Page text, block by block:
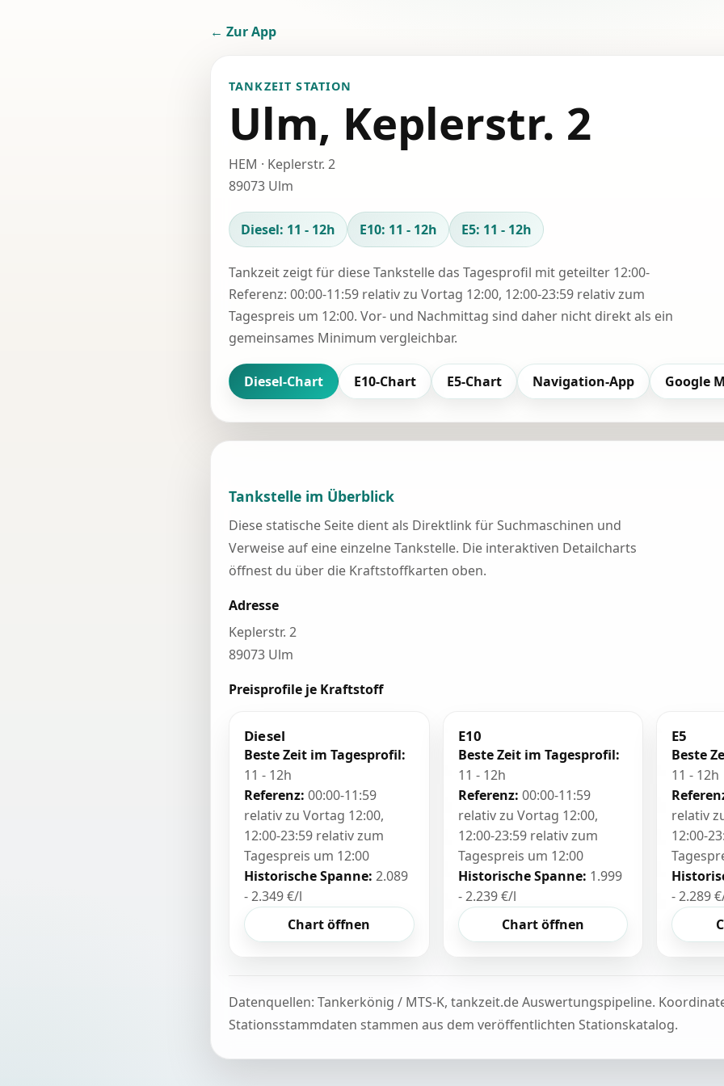
← Zur App
TANKZEIT STATION
Ulm, Keplerstr. 2
HEM · Keplerstr. 2
89073 Ulm
Diesel: 11 - 12h E10: 11 - 12h E5: 11 - 12h
Tankzeit zeigt für diese Tankstelle das Tagesprofil mit geteilter 12:00-
Referenz: 00:00-11:59 relativ zu Vortag 12:00, 12:00-23:59 relativ zum
Tagespreis um 12:00. Vor- und Nachmittag sind daher nicht direkt als ein
gemeinsames Minimum vergleichbar.
Diesel-Chart E10-Chart E5-Chart Navigation-App Google
Tankstelle im Überblick
Diese statische Seite dient als Direktlink für Suchmaschinen und
Verweise auf eine einzelne Tankstelle. Die interaktiven Detailcharts
öffnest du über die Kraftstoffkarten oben.
Adresse
Keplerstr. 2
89073 Ulm
Preisprofile je Kraftstoff
Diesel
Beste Zeit im Tagesprofil:
11 - 12h
Referenz: 00:00-11:59
relativ zu Vortag 12:00,
12:00-23:59 relativ zum
Tagespreis um 12:00
Historische Spanne: 2.089
- 2.349 €/l
Chart öffnen
E10
Beste Zeit im Tagesprofil:
11 - 12h
Referenz: 00:00-11:59
relativ zu Vortag 12:00,
12:00-23:59 relativ zum
Tagespreis um 12:00
Historische Spanne: 1.999
- 2.239 €/l
Chart öffnen
E5
Beste
11 - 12h
relativ
12:00-
- 2.289
Datenquellen: Tankerkönig / MTS-K, tankzeit.de Auswertungspipeline.
Stationsstammdaten stammen aus dem veröffentlichten Stationskatalog.